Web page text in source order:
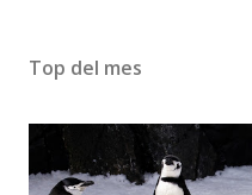
Top del mes